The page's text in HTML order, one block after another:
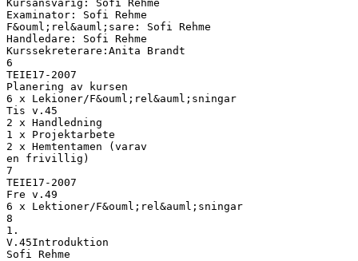
Kursansvarig: Sofi Rehme
Examinator: Sofi Rehme
F&ouml;rel&auml;sare: Sofi Rehme
Handledare: Sofi Rehme
Kurssekreterare:Anita Brandt
6
TEIE17-2007
Planering av kursen
6 x Lekioner/F&ouml;rel&auml;sningar
Tis v.45
2 x Handledning
1 x Projektarbete
2 x Hemtentamen (varav
en frivillig)
7
TEIE17-2007
Fre v.49
6 x Lektioner/F&ouml;rel&auml;sningar
8
1.
V.45Introduktion
Sofi Rehme